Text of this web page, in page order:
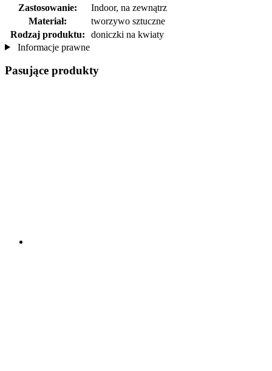
Zastosowanie:
Indoor, na zewnątrz
Materiał:
tworzywo sztuczne
Rodzaj produktu:
doniczki na kwiaty
Informacje prawne
Pasujące produkty